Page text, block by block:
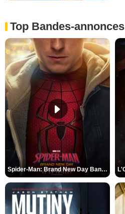
Top Bandes-annonces
Spider-Man: Brand New Day Bande-annonce VO STFR